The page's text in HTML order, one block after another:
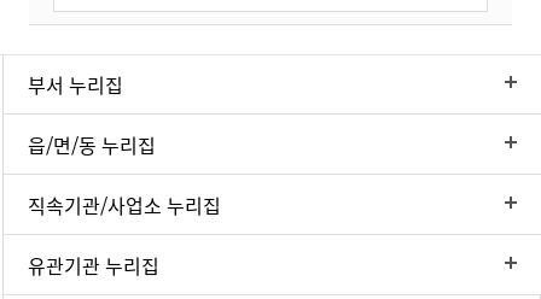
부서 누리집
읍/면/동 누리집
직속기관/사업소 누리집
유관기관 누리집